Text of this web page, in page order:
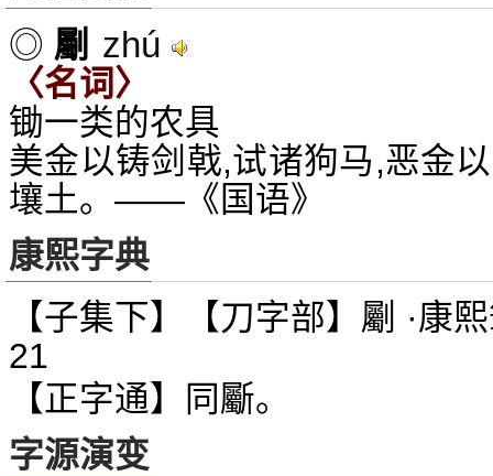
◎ 劚 zhú
〈名词〉
锄一类的农具
美金以铸剑戟,试诸狗马,恶金
壤土。——《国语》
康熙字典
【子集下】【刀字部】劚 ·康
21
【正字通】同斸。
字源演变